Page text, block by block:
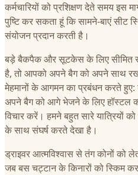
कर्मचारियों को प्रशिक्षण देते समय इस
पुष्टि कर सकता हूं कि सामने-बाएं सीट
संयोजन प्रदान करती है।
बड़े बैकपैक और सूटकेस के लिए सीमित
है, तो आपको अपने बैग को अपने साथ
मेहमानों के आगमन का प्रबंधन करते हुए:
अपने बैग को आगे भेजने के लिए हॉस्टल
विचार करें। हमने बहुत सारे यात्रियों
के साथ संघर्ष करते देखा है।
ड्राइवर आत्मविश्वास से तंग कोनों को
जब बस चट्टान के किनारों को स्किम